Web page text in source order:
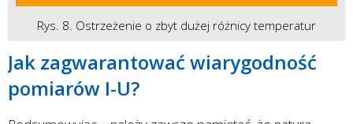
Rys. 8. Ostrzeżenie o zbyt dużej różnicy temperatur
Jak zagwarantować wiarygodność
pomiarów I-U?